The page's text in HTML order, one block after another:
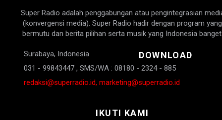
Super Radio adalah penggabungan atau pengintegrasian
(konvergensi media). Super Radio hadir dengan program yang
bermutu dan berita pilihan serta musik yang Indonesia
Surabaya, Indonesia
031 - 99843447 , SMS/WA : 08180 - 2324 - 885
redaksi@superradio.id, marketing@superradio.id
DOWNLOAD
IKUTI KAMI